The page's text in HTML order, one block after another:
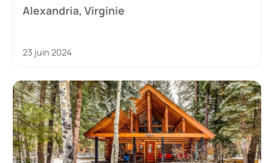
Alexandria, Virginie
23 juin 2024